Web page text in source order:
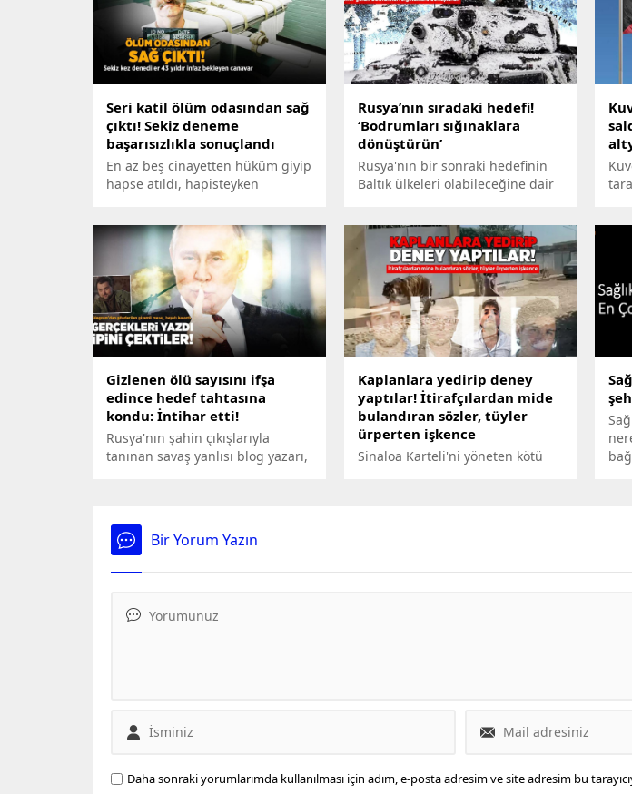
Seri katil ölüm odasından sağ
çıktı! Sekiz deneme
başarısızlıkla sonuçlandı
En az beş cinayetten hüküm giyip
hapse atıldı, hapisteyken
Son nefesini vereceği ölüm
odasına götürüldüğünde infazı
tam sekiz kez damar yolu
bulunamayınca başarısızlıkla
sonuçlanandı. Af talep eden
mahkum, Her şey için pişmanım
dese de savcılık infazda kararlı.
Rusya’nın sıradaki hedefi!
‘Bodrumları sığınaklara
dönüştürün’
Rusya'nın bir sonraki hedefinin
Baltık ülkeleri olabileceğine dair
Riga'nın Belediye Başkanı dikkat
çeken bir açıklama yaparak, halkı
'acil durumlara' karşı
bodrumlarını sığınaklara
çevirmelerini söyledi.
ile
Gizlenen ölü sayısını ifşa
edince hedef tahtasına
kondu: İntihar etti!
Rusya'nın şahin çıkışlarıyla
tanınan savaş yanlısı blog yazarı,
Eleştiri oklarının doğrultulduğu
adam, kendisine paylaşımını
Kaplanlara yedirip deney
yaptılar! İtirafçılardan mide
bulandıran sözler, tüyler
ürperten işkence
Sinaloa Karteli'ni yöneten kötü
Bir Yorum Yazın
Daha sonraki yorumlarımda kullanılması için adım, e-posta adresim ve site adresim bu